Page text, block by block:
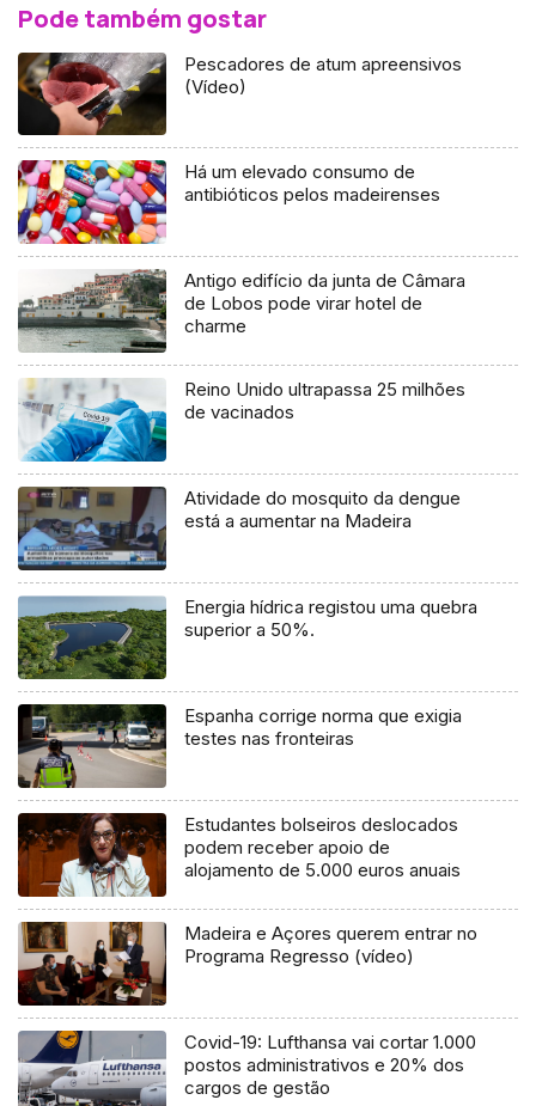
Pode também gostar
Pescadores de atum apreensivos
(Vídeo)
Há um elevado consumo de
antibióticos pelos madeirenses
Antigo edifício da junta de Câmara
de Lobos pode virar hotel de
charme
Reino Unido ultrapassa 25 milhões
de vacinados
Atividade do mosquito da dengue
está a aumentar na Madeira
Energia hídrica registou uma quebra
superior a 50%.
Espanha corrige norma que exigia
testes nas fronteiras
Estudantes bolseiros deslocados
podem receber apoio de
alojamento de 5.000 euros anuais
Madeira e Açores querem entrar no
Programa Regresso (vídeo)
Covid-19: Lufthansa vai cortar 1.000
postos administrativos e 20% dos
cargos de gestão